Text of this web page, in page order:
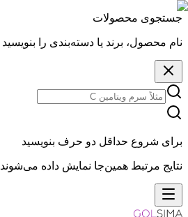
جستجوی محصولات
نام محصول، برند یا دسته‌بندی را بنویسید
برای شروع حداقل دو حرف بنویسید
نتایج مرتبط همین‌جا نمایش داده می‌شوند